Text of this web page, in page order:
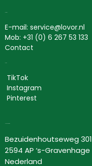
E-mail: service@lovor.nl
Mob: +31 (0) 6 267 53 133
Contact
TikTok
Instagram
Pinterest
Bezuidenhoutseweg 301
2594 AP ‘s-Gravenhage
Nederland